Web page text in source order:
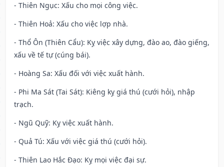
- Thiên Ngục: Xấu cho mọi công việc.
- Thiên Hoả: Xấu cho việc lợp nhà.
- Thổ Ôn (Thiên Cẩu): Kỵ việc xây dựng, đào ao, đào giếng,
xấu về tế tự (cúng bái).
- Hoàng Sa: Xấu đối với việc xuất hành.
- Phi Ma Sát (Tai Sát): Kiêng kỵ giá thú (cưới hỏi), nhập
trạch.
- Ngũ Quỹ: Kỵ việc xuất hành.
- Quả Tú: Xấu với việc giá thú (cưới hỏi).
- Thiên Lao Hắc Đạo: Kỵ mọi việc đại sự.